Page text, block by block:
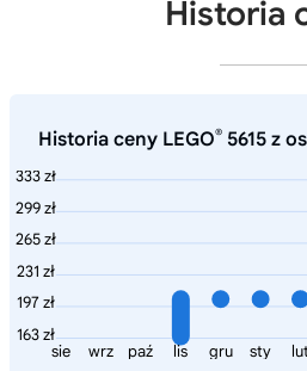
Historia
Historia ceny LEGO® 5615 z
333 zł
299 zł
265 zł
231 zł
197 zł
163 zł
sty
gru
lis
paź
wrz
sie